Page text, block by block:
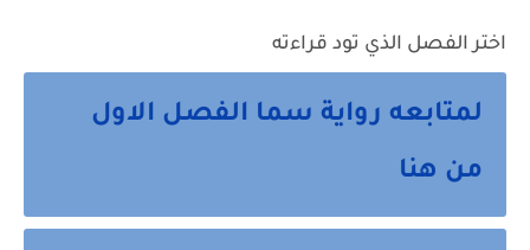
اختر الفصل الذي تود قراءته
لمتابعه رواية سما الفصل الاول
من هنا